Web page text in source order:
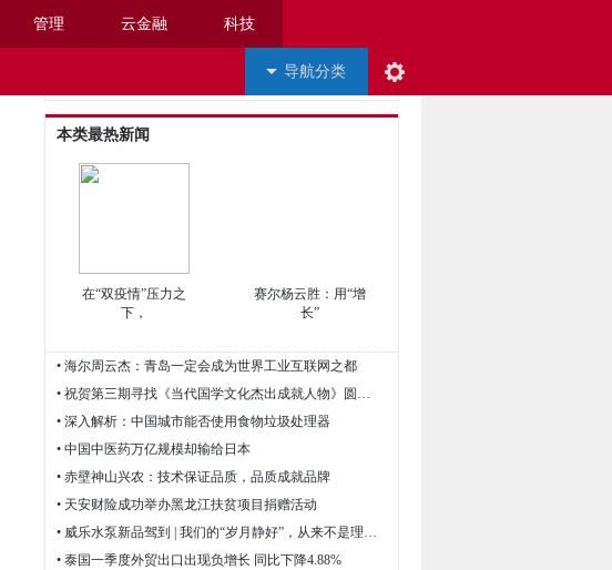
管理 云金融 科技
导航分类
本类最热新闻
在“双疫情”压力之
下，
赛尔杨云胜：用“增
长”
• 海尔周云杰：青岛一定会成为世界工业互联网之都
• 祝贺第三期寻找《当代国学文化杰出成就人物》圆满收官
• 深入解析：中国城市能否使用食物垃圾处理器
• 中国中医药万亿规模却输给日本
• 赤壁神山兴农：技术保证品质，品质成就品牌
• 天安财险成功举办黑龙江扶贫项目捐赠活动
• 威乐水泵新品驾到 | 我们的“岁月静好”，从来不是理所当然
• 泰国一季度外贸出口出现负增长 同比下降4.88%